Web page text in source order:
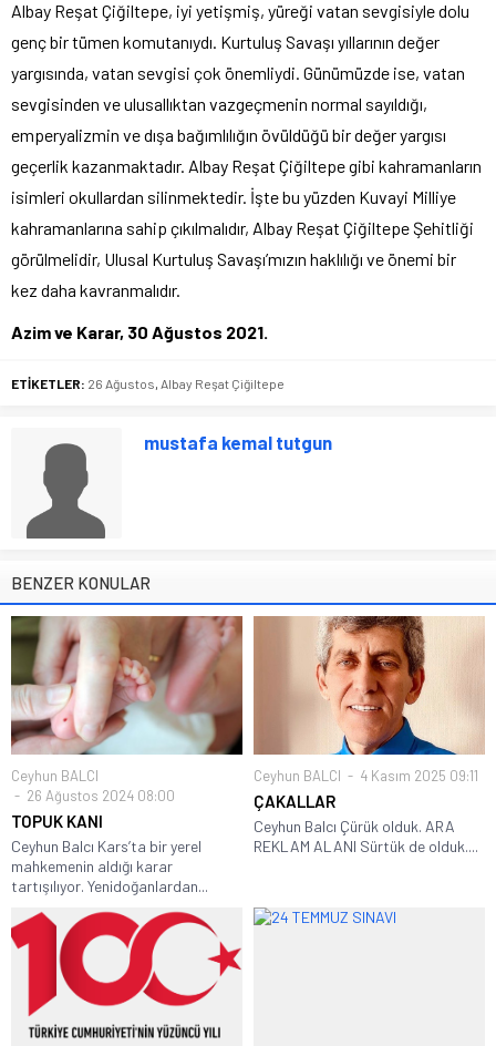
Albay Reşat Çiğiltepe, iyi yetişmiş, yüreği vatan sevgisiyle dolu
genç bir tümen komutanıydı. Kurtuluş Savaşı yıllarının değer
yargısında, vatan sevgisi çok önemliydi. Günümüzde ise, vatan
sevgisinden ve ulusallıktan vazgeçmenin normal sayıldığı,
emperyalizmin ve dışa bağımlılığın övüldüğü bir değer yargısı
geçerlik kazanmaktadır. Albay Reşat Çiğiltepe gibi kahramanların
isimleri okullardan silinmektedir. İşte bu yüzden Kuvayi Milliye
kahramanlarına sahip çıkılmalıdır, Albay Reşat Çiğiltepe Şehitliği
görülmelidir, Ulusal Kurtuluş Savaşı’mızın haklılığı ve önemi bir
kez daha kavranmalıdır.
Azim ve Karar, 30 Ağustos 2021.
ETİKETLER: 26 Ağustos Albay Reşat Çiğiltepe
mustafa kemal tutgun
BENZER KONULAR
Ceyhun BALCI
26 Ağustos 2024 08:00
TOPUK KANI
Ceyhun Balcı Kars’ta bir yerel
mahkemenin aldığı karar
tartışılıyor. Yenidoğanlardan...
Ceyhun BALCI 4 Kasım 2025 09:11
ÇAKALLAR
Ceyhun Balcı Çürük olduk. ARA
REKLAM ALANI Sürtük de olduk....